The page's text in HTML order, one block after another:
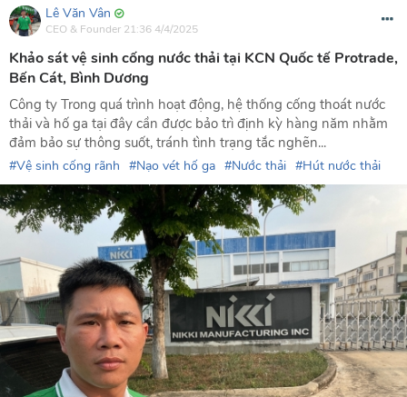
Lê Văn Vân
CEO & Founder 21:36 4/4/2025
Khảo sát vệ sinh cống nước thải tại KCN Quốc tế Protrade,
Bến Cát, Bình Dương
Công ty Trong quá trình hoạt động, hệ thống cống thoát nước
thải và hố ga tại đây cần được bảo trì định kỳ hàng năm nhằm
đảm bảo sự thông suốt, tránh tình trạng tắc nghẽn...
Vệ sinh cống rãnh Nạo vét hố ga Nước thải Hút nước thải